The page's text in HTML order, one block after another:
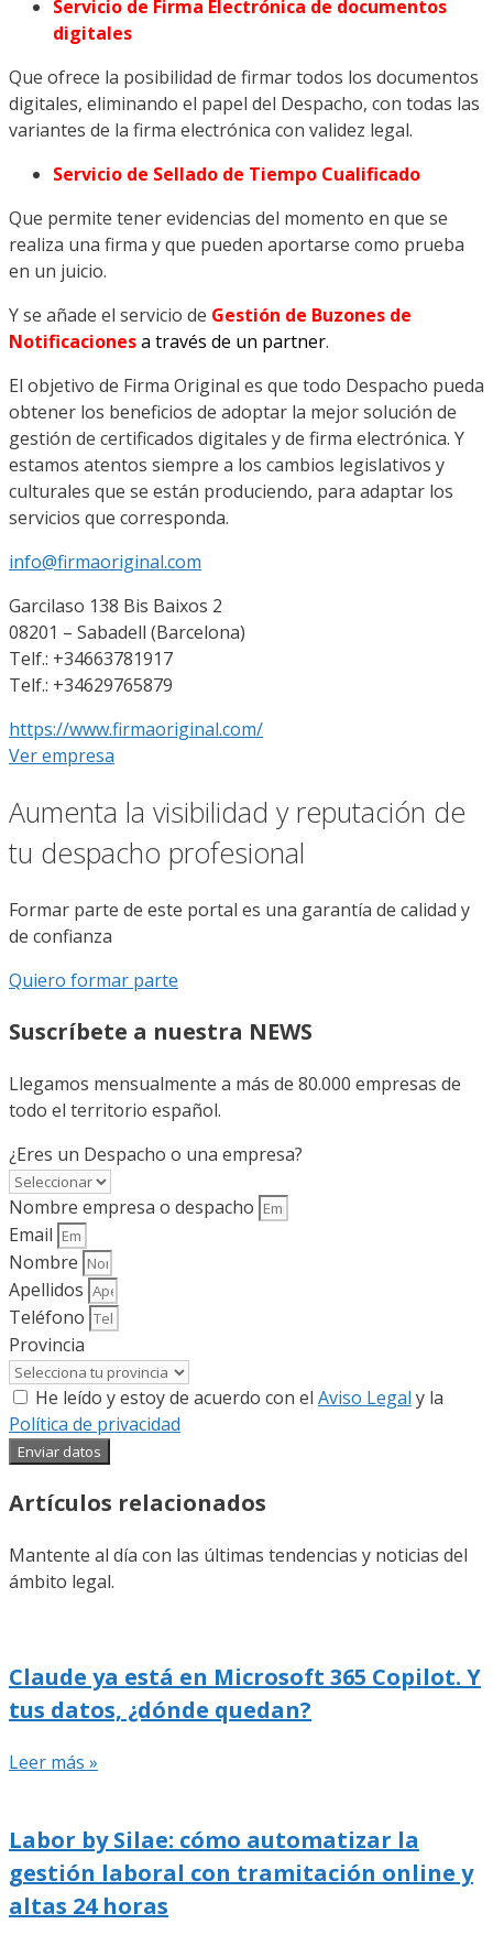
Servicio de Firma Electrónica de documentos
digitales
Que ofrece la posibilidad de firmar todos los documentos
digitales, eliminando el papel del Despacho, con todas las
variantes de la firma electrónica con validez legal.
Servicio de Sellado de Tiempo Cualificado
Que permite tener evidencias del momento en que se
realiza una firma y que pueden aportarse como prueba
en un juicio.
Y se añade el servicio de Gestión de Buzones de
Notificacionesa través de un partner.
El objetivo de Firma Original es que todo Despacho pueda
obtener los beneficios de adoptar la mejor solución de
gestión de certificados digitales y de firma electrónica. Y
estamos atentos siempre a los cambios legislativos y
culturales que se están produciendo, para adaptar los
servicios que corresponda.
info@firmaoriginal.com
Garcilaso 138 Bis Baixos 2
08201 – Sabadell (Barcelona)
Telf.: +34663781917
Telf.: +34629765879
https://www.firmaoriginal.com/
Ver empresa
Aumenta la visibilidad y reputación de
tu despacho profesional
Formar parte de este portal es una garantía de calidad y
de confianza
Quiero formar parte
Suscríbete a nuestra NEWS
Llegamos mensualmente a más de 80.000 empresas de
todo el territorio español.
¿Eres un Despacho o una empresa?
Nombre empresa o despacho
Email
Nombre
Apellidos
Teléfono
Provincia
He leído y estoy de acuerdo con el Aviso Legal y la
Política de privacidad
Enviar datos
Artículos relacionados
Mantente al día con las últimas tendencias y noticias del
ámbito legal.
Claude ya está en Microsoft 365 Copilot. Y
tus datos, ¿dónde quedan?
Leer más »
Labor by Silae: cómo automatizar la
gestión laboral con tramitación online y
altas 24 horas